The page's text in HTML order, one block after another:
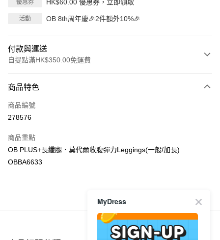
優惠券 HK$60.00 優惠券，立即領取
活動 OB 8th周年慶🎉2件額外10%🎉
付款與運送
自提點滿HK$350.00免運費
信用卡
Apple Pay
PayMe
WeChat Pay
每筆HK$40.00，滿HK$350.00或以上免運費
商品特色
商品編號
278576
商品重點
OB PLUS+長纖腿．莫代爾收腹彈力Leggings(一般/加長)
OBBA6633
商品推薦
MyDress